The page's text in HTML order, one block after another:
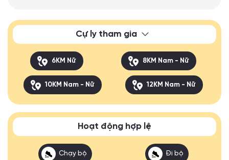
Cự ly tham gia
6KM Nữ 8KM Nam - Nữ
10KM Nam - Nữ 12KM Nam - Nữ
Hoạt động hợp lệ
Chạy bộ Đi bộ